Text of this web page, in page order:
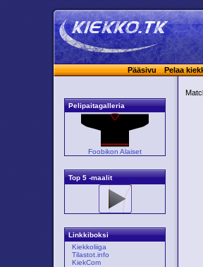
Pääsivu Pelaa
Pelipaitagalleria
Foobikon Alaiset
Top 5 -maalit
Linkkiboksi
Kiekkoliiga
Tilastot.info
KiekCom